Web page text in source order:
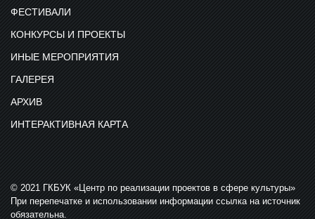
ФЕСТИВАЛИ
КОНКУРСЫ И ПРОЕКТЫ
ИНЫЕ МЕРОПРИЯТИЯ
ГАЛЕРЕЯ
АРХИВ
ИНТЕРАКТИВНАЯ КАРТА
© 2021 ГКБУК «Центр по реализации проектов в сфере культуры»
При перепечатке и использовании информации ссылка на источник
обязательна.